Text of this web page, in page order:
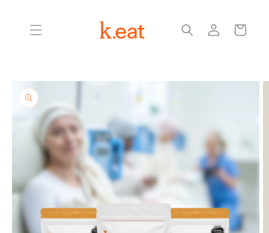
al contenido
sesión
Carrito
directamente
información
del producto